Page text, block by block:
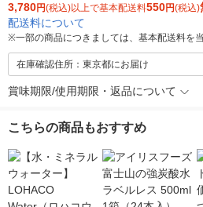
3,780円(税込)以上で基本配送料550円(税込)
配送料について
※一部の商品につきましては、基本配送料を
在庫確認住所：東京都にお届け
賞味期限/使用期限・返品について
こちらの商品もおすすめ